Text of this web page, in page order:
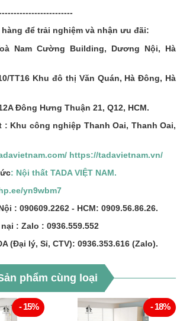
để trải nghiệm và nhận ưu đãi:
Nam Cường Building, Dương Nội, Hà
TT16 Khu đô thị Văn Quán, Hà Đông, Hà
Đông Hưng Thuận 21, Q12, HCM.
: Khu công nghiệp Thanh Oai, Thanh Oai,
https://tadavietnam.vn/
: Nội thất TADA VIỆT NAM.
yn9wbm7
: 090609.2262 - HCM: 0909.56.86.26.
: Zalo : 0936.559.552
(Đại lý, Sỉ, CTV): 0936.353.616 (Zalo).
phẩm cùng loại
- 15% - 18%